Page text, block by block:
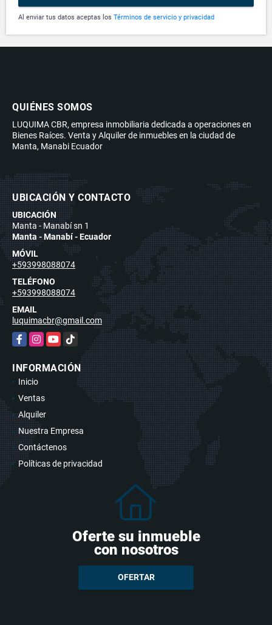
Al enviar tus datos aceptas los Términos de servicio y privacidad
QUIÉNES SOMOS
LUQUIMA CBR, empresa inmobiliaria dedicada a operaciones en
Bienes Raíces. Venta y Alquiler de inmuebles en la ciudad de
Manta, Manabi Ecuador
UBICACIÓN Y CONTACTO
UBICACIÓN
Manta - Manabí sn 1
Manta - Manabí - Ecuador
MÓVIL
+593998088074
TELÉFONO
+593998088074
EMAIL
luquimacbr@gmail.com
FacebookInstagram
YouTubeTikTok
INFORMACIÓN
Inicio
Ventas
Alquiler
Nuestra Empresa
Contáctenos
Políticas de privacidad
Oferte su inmueble
con nosotros
OFERTAR